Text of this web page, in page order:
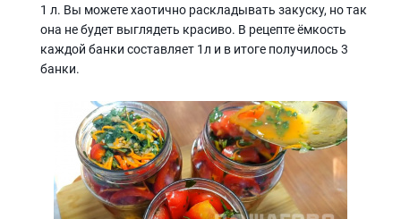
1 л. Вы можете хаотично раскладывать закуску, но так
она не будет выглядеть красиво. В рецепте ёмкость
каждой банки составляет 1л и в итоге получилось 3
банки.